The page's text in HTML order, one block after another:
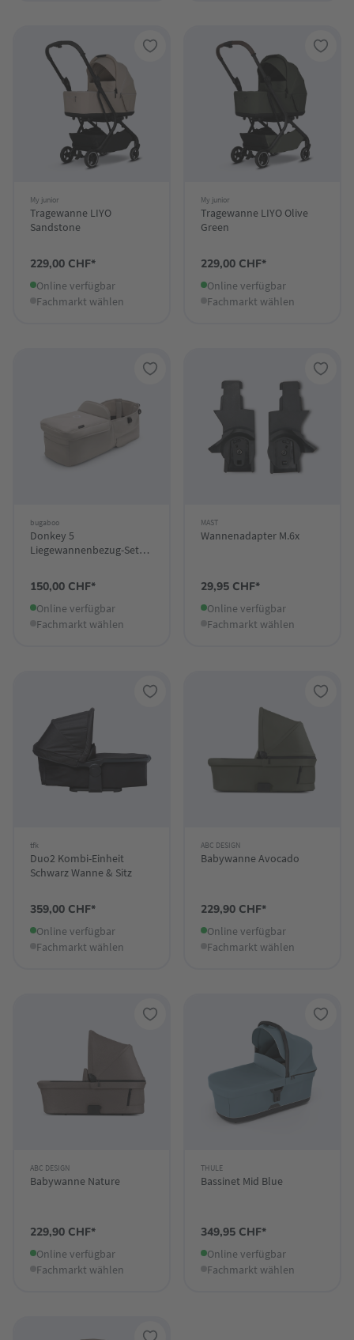
My junior
Tragewanne LIYO
Sandstone
229,00 CHF*
Online verfügbar
Fachmarkt wählen
My junior
Tragewanne LIYO Olive
Green
229,00 CHF*
Online verfügbar
Fachmarkt wählen
bugaboo
Donkey 5
Liegewannenbezug-Set
150,00 CHF*
Online verfügbar
Fachmarkt wählen
MAST
Wannenadapter M.6x
29,95 CHF*
Online verfügbar
Fachmarkt wählen
tfk
Duo2 Kombi-Einheit
Schwarz Wanne & Sitz
359,00 CHF*
Online verfügbar
Fachmarkt wählen
ABC DESIGN
Babywanne Avocado
229,90 CHF*
Online verfügbar
Fachmarkt wählen
ABC DESIGN
Babywanne Nature
229,90 CHF*
Online verfügbar
Fachmarkt wählen
THULE
Bassinet Mid Blue
349,95 CHF*
Online verfügbar
Fachmarkt wählen